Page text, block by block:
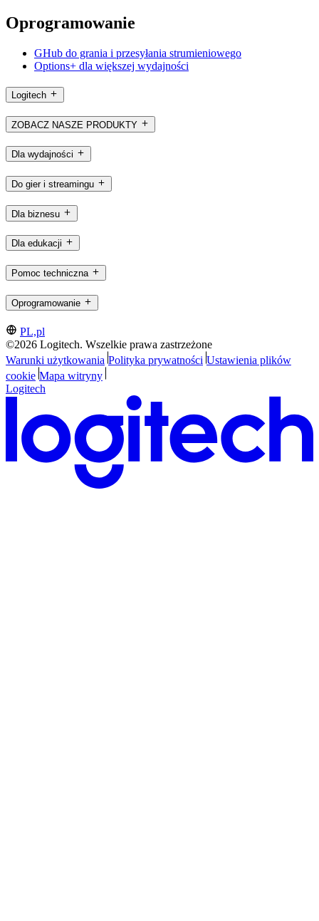
Oprogramowanie
GHub do grania i przesyłania strumieniowego
Options+ dla większej wydajności
Logitech
ZOBACZ NASZE PRODUKTY
Dla wydajności
Do gier i streamingu
Dla biznesu
Dla edukacji
Pomoc techniczna
Oprogramowanie
PL,pl
©2026 Logitech. Wszelkie prawa zastrzeżone
Warunki użytkowania Polityka prywatności Ustawienia plików
cookie Mapa witryny
Logitech